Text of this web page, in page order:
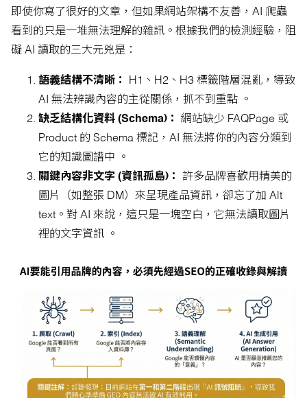
即使你寫了很好的文章，但如果網站架構不友善，AI 爬蟲
看到的只是一堆無法理解的雜訊。根據我們的檢測經驗，阻
礙 AI 讀取的三大元兇是：
語義結構不清晰：
H1、H2、H3 標籤階層混亂，導致
AI 無法辨識內容的主從關係，抓不到重點 。
缺乏結構化資料 (Schema)：
網站缺少 FAQPage 或
Product 的 Schema 標記，AI 無法將你的內容分類到
它的知識圖譜中 。
關鍵內容非文字 (資訊孤島)：
許多品牌喜歡用精美的
圖片（如整張 DM）來呈現產品資訊，卻忘了加 Alt
text。對 AI 來說，這只是一塊空白，它無法讀取圖片
裡的文字資訊 。